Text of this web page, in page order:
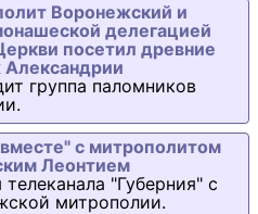
Воронежский и
делегацией
посетил древние
Александрии
группа паломников
с митрополитом
Леонтием
"Губерния" с
митрополии.